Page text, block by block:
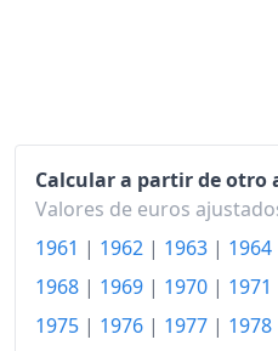
1994
1995
Calcular a partir de otro
Valores de euros
1961 | 1962 | 1963 | 1964
1968 | 1969 | 1970 | 1971
1975 | 1976 | 1977 | 1978